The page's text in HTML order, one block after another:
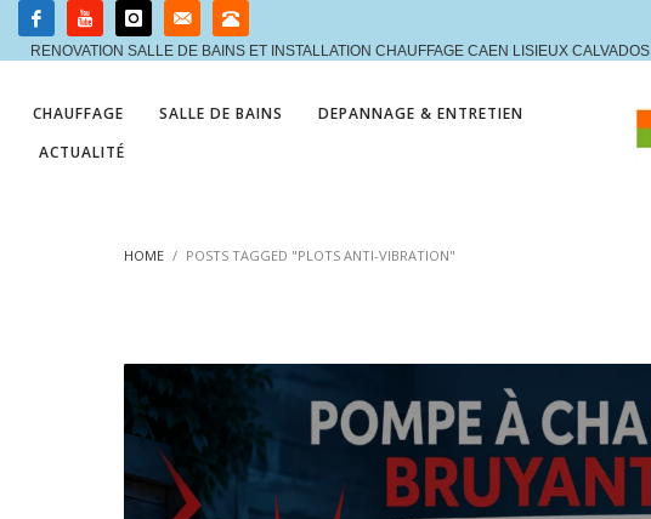
RENOVATION SALLE DE BAINS ET INSTALLATION CHAUFFAGE CAEN LISIEUX CALVADOS
CHAUFFAGE SALLE DE BAINS
DEPANNAGE & ENTRETIEN
ACTUALITÉ
HOME POSTS TAGGED "PLOTS ANTI-VIBRATION"